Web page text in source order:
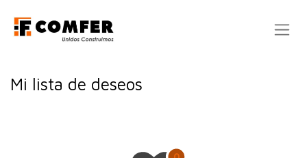
Mi lista de deseos